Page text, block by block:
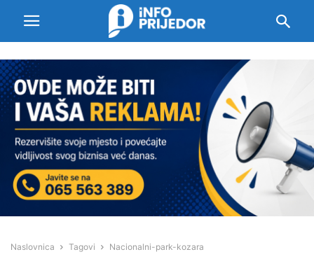
Naslovnica Tagovi Nacionalni-park-kozara